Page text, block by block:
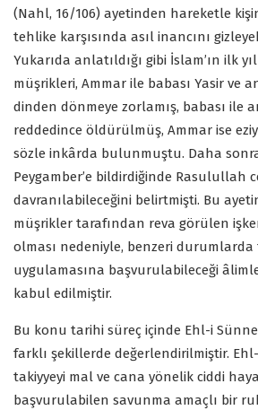
(Nahl, 16/106) ayetinden hareketle
tehlike karşısında asıl inancını
Yukarıda anlatıldığı gibi İslam’ın ilk
müşrikleri, Ammar ile babası Yasir ve
dinden dönmeye zorlamış, babası ile
reddedince öldürülmüş, Ammar ise
sözle inkârda bulunmuştu. Daha
Peygamber’e bildirdiğinde Rasulullah
davranılabileceğini belirtmişti. Bu
müşrikler tarafından reva görülen
olması nedeniyle, benzeri durumlarda
uygulamasına başvurulabileceği
kabul edilmiştir.
Bu konu tarihi süreç içinde Ehl-i
farklı şekillerde değerlendirilmiştir.
takiyyeyi mal ve cana yönelik ciddi
başvurulabilen savunma amaçlı bir